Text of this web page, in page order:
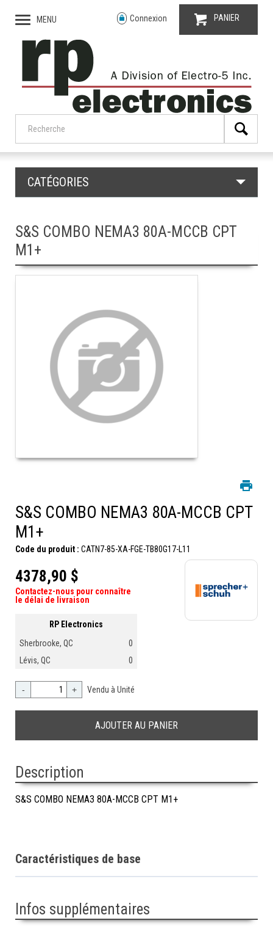
MENU Connexion PANIER
CATÉGORIES
S&S COMBO NEMA3 80A-MCCB CPT
M1+
S&S COMBO NEMA3 80A-MCCB CPT
M1+
Code du produit : CATN7-85-XA-FGE-TB80G17-L11
4378,90 $
Contactez-nous pour connaître
le délai de livraison
RP Electronics
Sherbrooke, QC
0
Lévis, QC
0
- + Vendu à Unité
Description
S&S COMBO NEMA3 80A-MCCB CPT M1+
Caractéristiques de base
Infos supplémentaires